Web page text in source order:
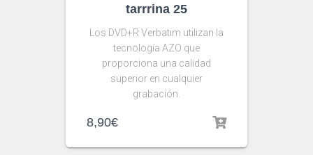
tarrrina 25
Los DVD+R Verbatim utilizan la
tecnología AZO que
proporciona una calidad
superior en cualquier
grabación.
8,90€